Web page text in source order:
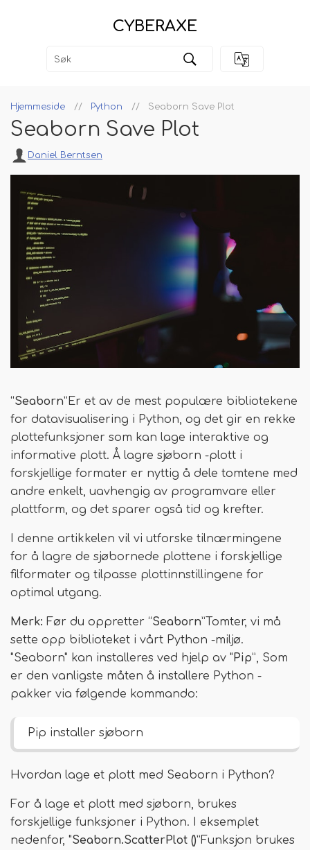
CYBERAXE
Hjemmeside Python Seaborn Save Plot
Seaborn Save Plot
Daniel Berntsen
“Seaborn”Er et av de mest populære bibliotekene
for datavisualisering i Python, og det gir en rekke
plottefunksjoner som kan lage interaktive og
informative plott. Å lagre sjøborn -plott i
forskjellige formater er nyttig å dele tomtene med
andre enkelt, uavhengig av programvare eller
plattform, og det sparer også tid og krefter.
I denne artikkelen vil vi utforske tilnærmingene
for å lagre de sjøbornede plottene i forskjellige
filformater og tilpasse plottinnstillingene for
optimal utgang.
Merk: Før du oppretter “Seaborn”Tomter, vi må
sette opp biblioteket i vårt Python -miljø.
"Seaborn" kan installeres ved hjelp av "Pip”, Som
er den vanligste måten å installere Python -
pakker via følgende kommando:
Pip installer sjøborn
Hvordan lage et plott med Seaborn i Python?
For å lage et plott med sjøborn, brukes
forskjellige funksjoner i Python. I eksemplet
nedenfor, "Seaborn.ScatterPlot ()”Funksjon brukes